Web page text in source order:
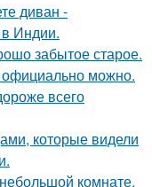
диван -
Индии.
забытое старое.
можно.
всего
которые видели
комнате.